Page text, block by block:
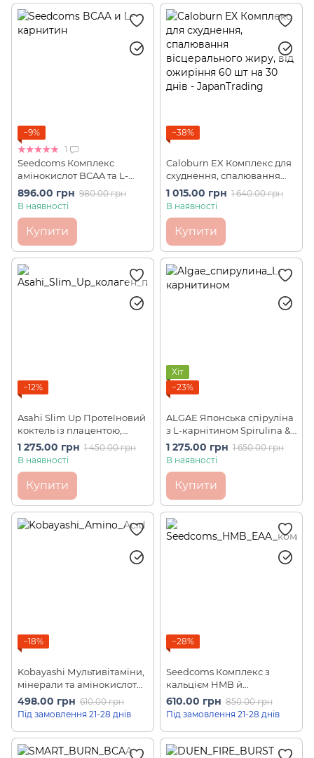
−9%
1
Seedcoms Комплекс
амінокислот BCAA та L-
карнітин для стрункості
180 шт на 90 днів
896.00 грн 980.00 грн
В наявності
Купити
−38%
Caloburn EX Комплекс для
схуднення, спалювання
вісцерального жиру, від
ожиріння 60 шт на 30 днів
1 015.00 грн 1 640.00 грн
В наявності
Купити
−12%
Asahi Slim Up Протеїновий
коктель із плацентою,
колагеном та
гіалуроновою кислотою,
1 275.00 грн 1 450.00 грн
В наявності
Купити
Хіт
−23%
ALGAE Японська спіруліна
з L-карнітином Spirulina &
L-carnitine 1200 шт
1 275.00 грн 1 650.00 грн
В наявності
Купити
−18%
Kobayashi Мультивітаміни,
мінерали та амінокислоти
Amino Acid 120шт на 30
днів
498.00 грн 610.00 грн
Під замовлення 21-28 днів
−28%
Seedcoms Комплекс з
кальцієм HMB й
амінокислотами EAA для
інтенсивних тренувань 360
шт на 30 днів
610.00 грн 850.00 грн
Під замовлення 21-28 днів